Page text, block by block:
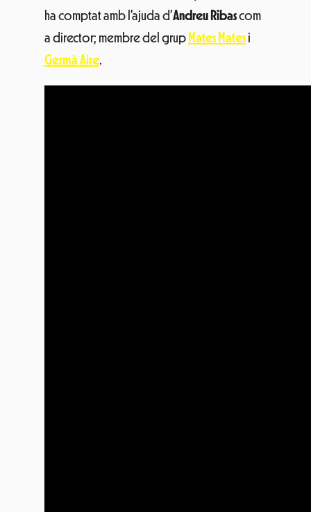
ha comptat amb l’ajuda d’Andreu Ribascom
a director; membre del grup Mates Mates i
Germà Aire.